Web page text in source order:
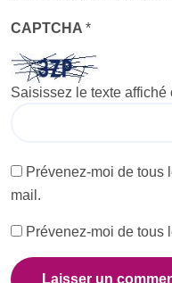
CAPTCHA *
Saisissez le texte affiché
Prévenez-moi de tous
mail.
Prévenez-moi de tous